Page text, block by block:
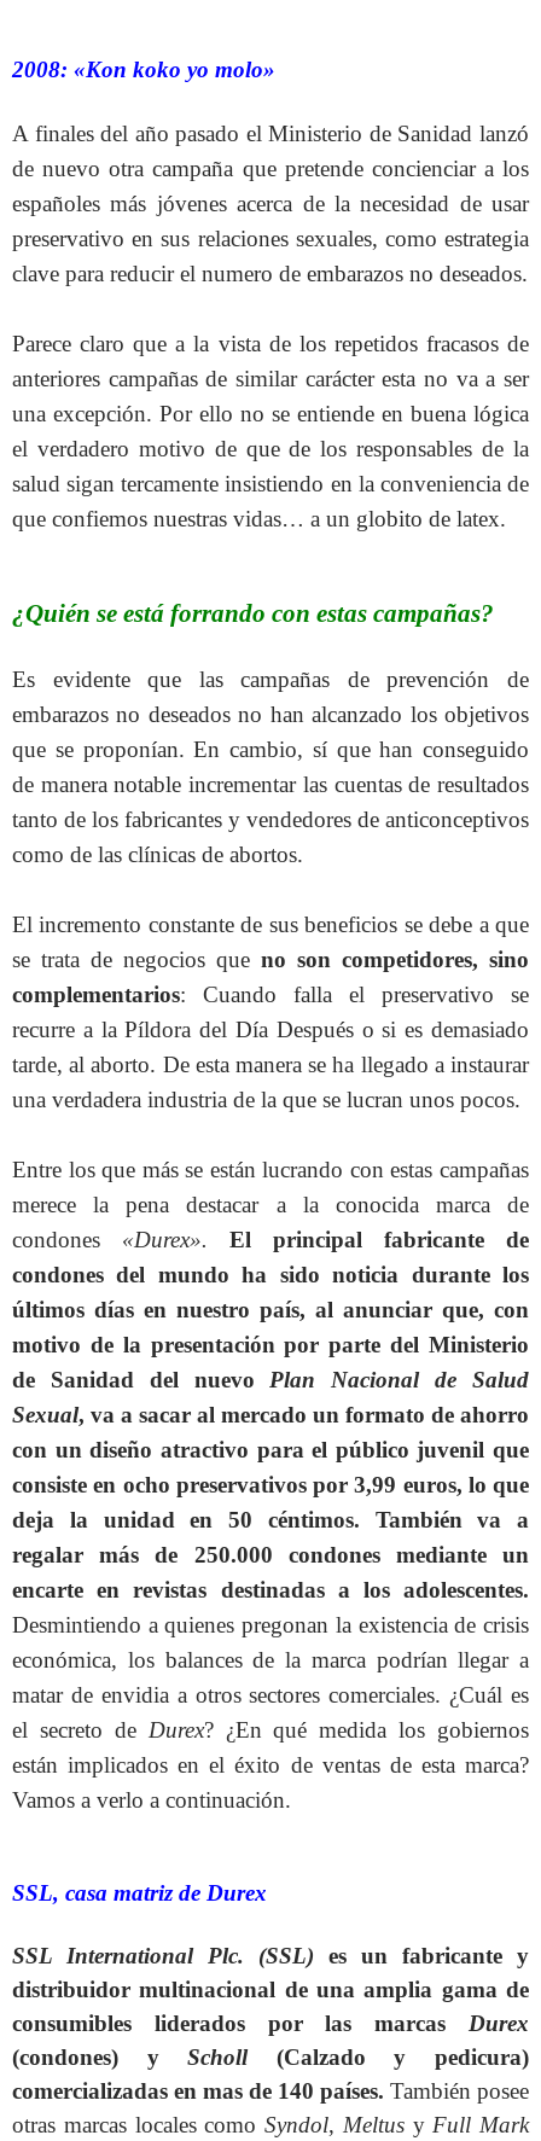
2008: «Kon koko yo molo»
A finales del año pasado el Ministerio de Sanidad lanzó
de nuevo otra campaña que pretende concienciar a los
españoles más jóvenes acerca de la necesidad de usar
preservativo en sus relaciones sexuales, como estrategia
clave para reducir el numero de embarazos no deseados.
Parece claro que a la vista de los repetidos fracasos de
anteriores campañas de similar carácter esta no va a ser
una excepción. Por ello no se entiende en buena lógica
el verdadero motivo de que de los responsables de la
salud sigan tercamente insistiendo en la conveniencia de
que confiemos nuestras vidas… a un globito de latex.
¿Quién se está forrando con estas campañas?
Es evidente que las campañas de prevención de
embarazos no deseados no han alcanzado los objetivos
que se proponían. En cambio, sí que han conseguido
de manera notable incrementar las cuentas de resultados
tanto de los fabricantes y vendedores de anticonceptivos
como de las clínicas de abortos.
El incremento constante de sus beneficios se debe a que
se trata de negocios que no son competidores, sino
complementarios: Cuando falla el preservativo se
recurre a la Píldora del Día Después o si es demasiado
tarde, al aborto. De esta manera se ha llegado a instaurar
una verdadera industria de la que se lucran unos pocos.
Entre los que más se están lucrando con estas campañas
merece la pena destacar a la conocida marca de
condones «Durex».
El principal fabricante de
condones del mundo ha sido noticia durante los
últimos días en nuestro país, al anunciar que, con
motivo de la presentación por parte del Ministerio
de Sanidad del nuevo Plan Nacional de Salud
Sexual, va a sacar al mercado un formato de ahorro
con un diseño atractivo para el público juvenil que
consiste en ocho preservativos por 3,99 euros, lo que
deja la unidad en 50 céntimos. También va a
regalar más de 250.000 condones mediante un
encarte en revistas destinadas a los adolescentes.
Desmintiendo a quienes pregonan la existencia de crisis
económica, los balances de la marca podrían llegar a
matar de envidia a otros sectores comerciales. ¿Cuál es
el secreto de Durex? ¿En qué medida los gobiernos
están implicados en el éxito de ventas de esta marca?
Vamos a verlo a continuación.
SSL, casa matriz de Durex
SSL International Plc. (SSL) es un fabricante y
distribuidor multinacional de una amplia gama de
consumibles liderados por las marcas Durex
(condones) yScholl(Calzado y pedicura)
comercializadas en mas de 140 países. También posee
otras marcas locales como Syndol, Meltusy Full Mark